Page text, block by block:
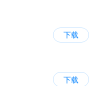
下载
下载